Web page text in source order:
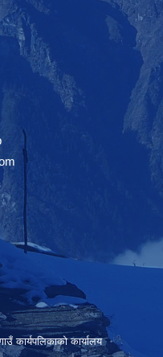
कार्यपलिकाको कार्यालय